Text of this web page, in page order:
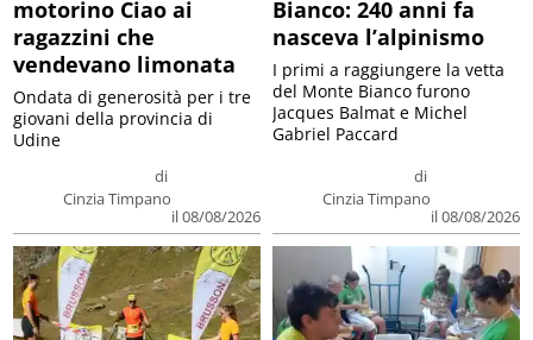
motorino Ciao ai
ragazzini che
vendevano limonata
di
Cinzia Timpano
il 08/08/2026
Ondata di generosità per i tre
giovani della provincia di
Udine
Bianco: 240 anni fa
nasceva l’alpinismo
di
Cinzia Timpano
il 08/08/2026
I primi a raggiungere la vetta
del Monte Bianco furono
Jacques Balmat e Michel
Gabriel Paccard